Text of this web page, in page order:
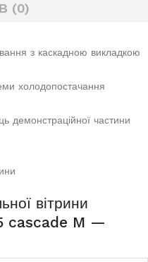
(0)
з каскадною викладкою
холодопостачання
демонстраційної частини
вітрини
cascade M —